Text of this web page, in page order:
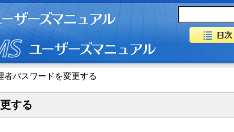
者パスワードを変更する
する